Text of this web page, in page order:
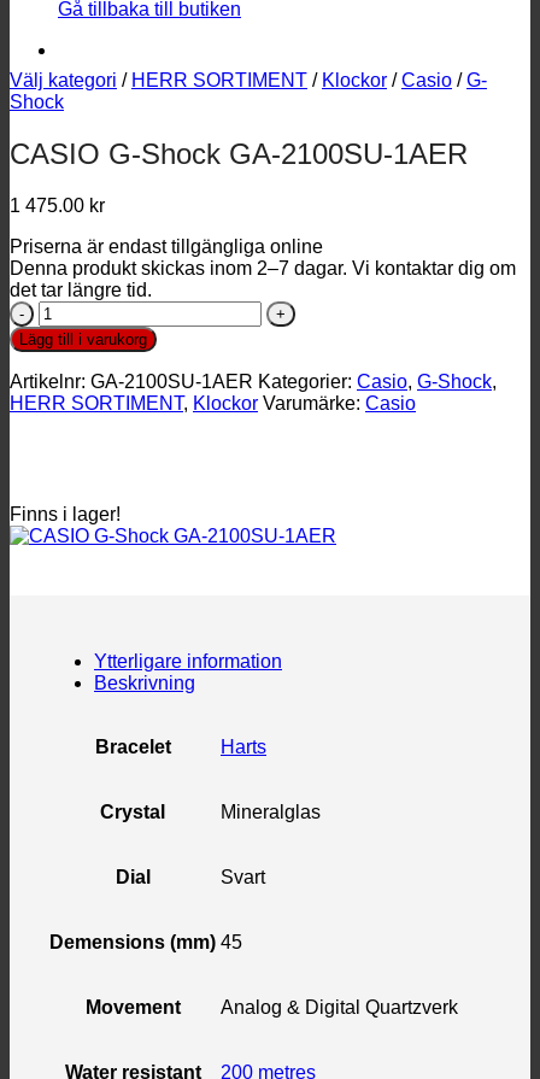
Gå tillbaka till butiken
Välj kategori / HERR SORTIMENT / Klockor / Casio / G-
Shock
CASIO G-Shock GA-2100SU-1AER
1 475.00 kr
Priserna är endast tillgängliga online
Denna produkt skickas inom 2–7 dagar. Vi kontaktar dig om
det tar längre tid.
CASIO
G-
Shock
GA-
2100SU-
1AER
Lägg till i varukorg
Artikelnr: GA-2100SU-1AER Kategorier: Casio, G-Shock,
HERR SORTIMENT, Klockor Varumärke: Casio
Finns i lager!
Ytterligare information
Beskrivning
Bracelet Harts
Crystal Mineralglas
Dial Svart
Demensions (mm) 45
Movement Analog & Digital Quartzverk
Water resistant 200 metres